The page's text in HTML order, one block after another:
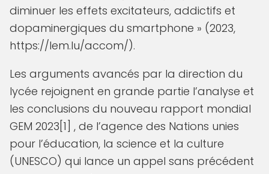
diminuer les effets excitateurs, addictifs et
dopaminergiques du smartphone » (2023,
https://lem.lu/accom/).
Les arguments avancés par la direction du
lycée rejoignent en grande partie l’analyse et
les conclusions du nouveau rapport mondial
GEM 2023[1] , de l’agence des Nations unies
pour l’éducation, la science et la culture
(UNESCO) qui lance un appel sans précédent